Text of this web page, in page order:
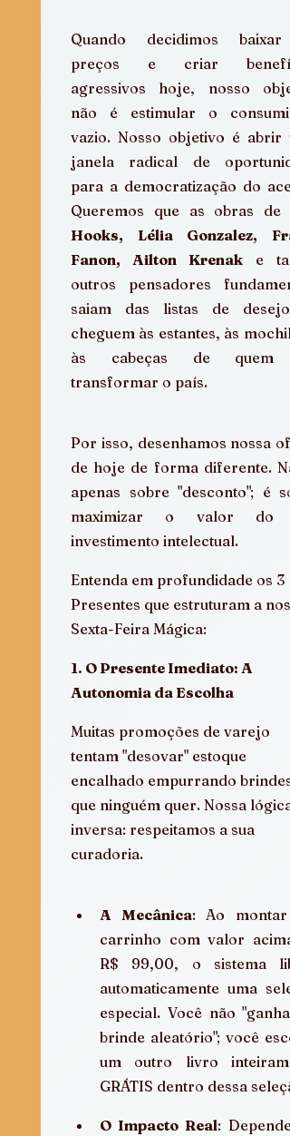
Quando decidimos baixar
preços e criar
agressivos hoje, nosso
não é estimular o
vazio. Nosso objetivo é abrir
janela radical de
para a democratização do
Queremos que as obras de
Hooks, Lélia Gonzalez,
Fanon, Ailton Krenak e
outros pensadores
saiam das listas de
cheguem às estantes, às
às cabeças de quem
transformar o país.
Por isso, desenhamos nossa
de hoje de forma diferente.
apenas sobre "desconto"; é
maximizar o valor do
investimento intelectual.
Entenda em profundidade os 3
Presentes que estruturam a
Sexta-Feira Mágica:
1. O Presente Imediato: A
Autonomia da Escolha
Muitas promoções de varejo
tentam "desovar" estoque
encalhado empurrando brindes
que ninguém quer. Nossa lógica
inversa: respeitamos a sua
curadoria.
A Mecânica: Ao montar
carrinho com valor
R$ 99,00, o sistema
automaticamente uma
especial. Você não "ganha
brinde aleatório"; você
um outro livro
GRÁTIS dentro dessa
O Impacto Real: